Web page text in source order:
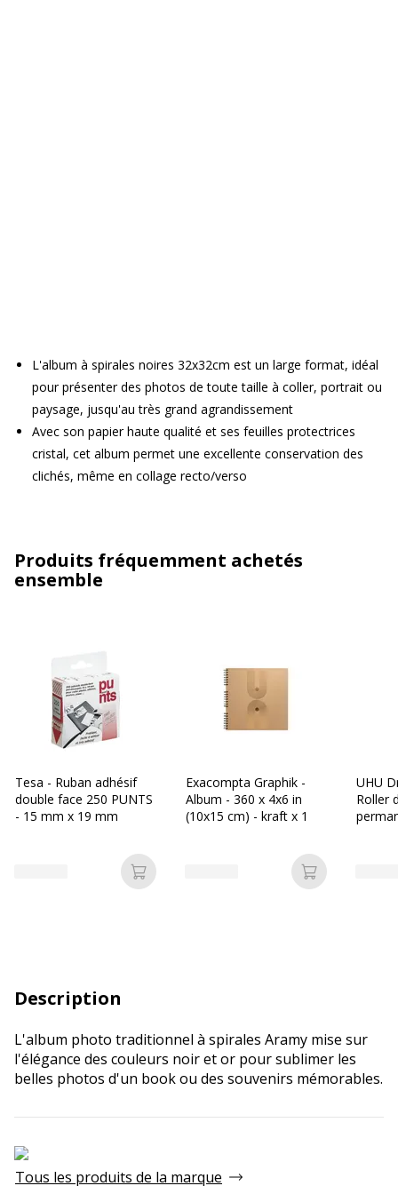
L'album à spirales noires 32x32cm est un large format, idéal
pour présenter des photos de toute taille à coller, portrait ou
paysage, jusqu'au très grand agrandissement
Avec son papier haute qualité et ses feuilles protectrices
cristal, cet album permet une excellente conservation des
clichés, même en collage recto/verso
Produits fréquemment achetés
ensemble
Tesa - Ruban adhésif
double face 250 PUNTS
- 15 mm x 19 mm
Ajouter au panier
Exacompta Graphik -
Album - 360 x 4x6 in
(10x15 cm) - kraft x 1
Ajouter au
UHU
Roller
Description
L'album photo traditionnel à spirales Aramy mise sur
l'élégance des couleurs noir et or pour sublimer les
belles photos d'un book ou des souvenirs mémorables.
Tous les produits de la marque